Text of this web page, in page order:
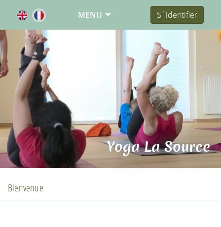
MENU S`identifier
Yoga La Source
Bienvenue